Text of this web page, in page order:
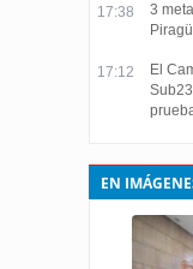
17:38
3
17:12
El
EN